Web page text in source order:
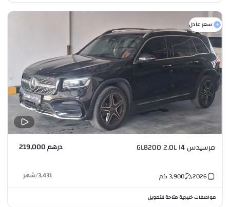
سعر عادل
مرسيدس GLB200 2.0L I4 درهم 219,000
2026
3,900كم 3,431
/شهر
مواصفات خليجية•متاحة للتمويل